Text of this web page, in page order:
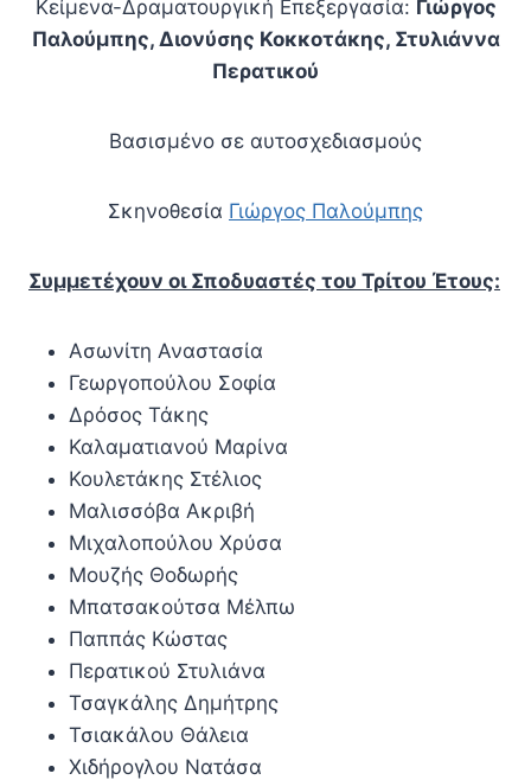
Κείμενα-Δραματουργική Επεξεργασία: Γιώργος
Παλούμπης, Διονύσης Κοκκοτάκης, Στυλιάννα
Περατικού
Βασισμένο σε αυτοσχεδιασμούς
Σκηνοθεσία Γιώργος Παλούμπης
Συμμετέχουν οι Σποδυαστές του Τρίτου Έτους:
Ασωνίτη Αναστασία
Γεωργοπούλου Σοφία
Δρόσος Τάκης
Καλαματιανού Μαρίνα
Κουλετάκης Στέλιος
Μαλισσόβα Ακριβή
Μιχαλοπούλου Χρύσα
Μουζής Θοδωρής
Μπατσακούτσα Μέλπω
Παππάς Κώστας
Περατικού Στυλιάνα
Τσαγκάλης Δημήτρης
Τσιακάλου Θάλεια
Χιδήρογλου Νατάσα